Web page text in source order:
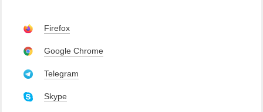
Firefox
Google Chrome
Telegram
Skype